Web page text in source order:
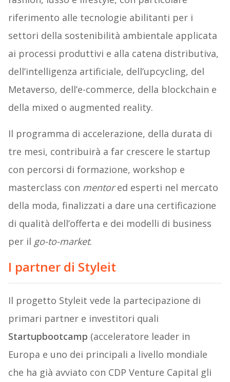
riferimento alle tecnologie abilitanti per i
settori della sostenibilità ambientale applicata
ai processi produttivi e alla catena distributiva,
dell’intelligenza artificiale, dell’upcycling, del
Metaverso, dell’e-commerce, della blockchain e
della mixed o augmented reality.
Il programma di accelerazione, della durata di
tre mesi, contribuirà a far crescere le startup
con percorsi di formazione, workshop e
masterclass con mentored esperti nel mercato
della moda, finalizzati a dare una certificazione
di qualità dell’offerta e dei modelli di business
per il go-to-market.
I partner di Styleit
Il progetto Styleit vede la partecipazione di
primari partner e investitori quali
Startupbootcamp (acceleratore leader in
Europa e uno dei principali a livello mondiale
che ha già avviato con CDP Venture Capital gli